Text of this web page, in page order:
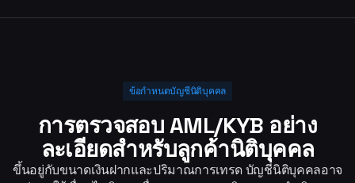
ข้อกำหนดบัญชีนิติบุคคล
การตรวจสอบ AML/KYB อย่าง
ละเอียดสำหรับลูกค้านิติบุคคล
ขึ้นอยู่กับขนาดเงินฝากและปริมาณการเทรด บัญชีนิติบุคคลอาจ